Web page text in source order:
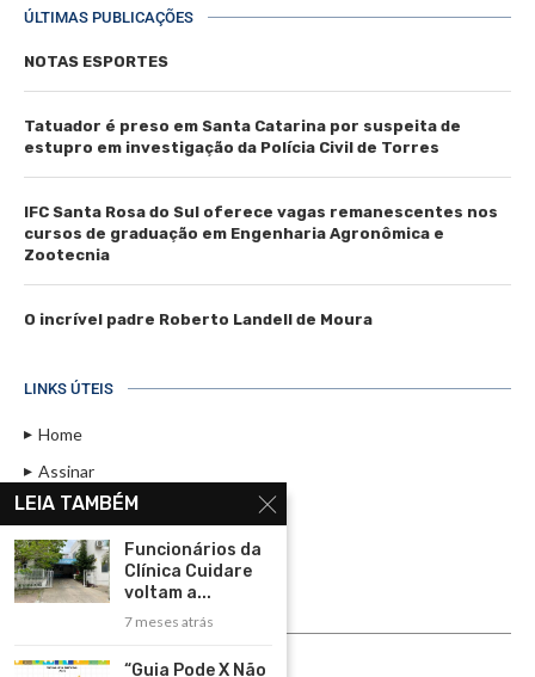
ÚLTIMAS PUBLICAÇÕES
NOTAS ESPORTES
Tatuador é preso em Santa Catarina por suspeita de
estupro em investigação da Polícia Civil de Torres
IFC Santa Rosa do Sul oferece vagas remanescentes nos
cursos de graduação em Engenharia Agronômica e
Zootecnia
O incrível padre Roberto Landell de Moura
LINKS ÚTEIS
Home
Assinar
Contato
Política de Privacidade
Rádio Maristela - Ao Vivo
LEIA TAMBÉM
Funcionários da
Clínica Cuidare
voltam a...
7 meses atrás
“Guia Pode X Não